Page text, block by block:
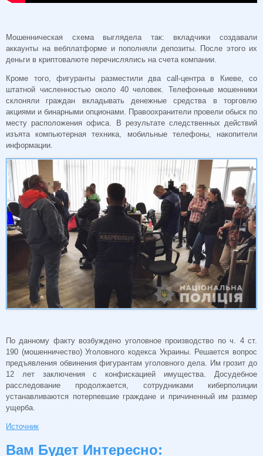
Мошенническая схема выглядела так: вкладчики создавали
аккаунты на вебплатформе и пополняли депозиты. После этого их
деньги в криптовалюте перечислялись на счета компании.
Кроме того, фигуранты разместили два call-центра в Киеве, со
штатной численностью около 40 человек. Телефонные мошенники
склоняли граждан вкладывать денежные средства в торговлю
акциями и бинарными опционами. Правоохранители провели обыск по
месту расположения офиса. В результате следственных действий
изъята компьютерная техника, мобильные телефоны, накопители
информации.
По данному факту возбуждено уголовное производство по ч. 4 ст.
190 (мошенничество) Уголовного кодекса Украины. Решается вопрос
предъявления обвинения фигурантам уголовного дела. Им грозит до
12 лет заключения с конфискацией имущества. Досудебное
расследование продолжается, сотрудниками киберполиции
устанавливаются потерпевшие граждане и причиненный им размер
ущерба.
Источник
Вам Будет Интересно: